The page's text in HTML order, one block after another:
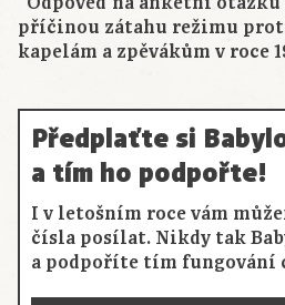
příčinou zátahu režimu
kapelám a zpěvákům v roce
Předplaťte si
a tím ho podpořte!
I v letošním roce vám
čísla posílat. Nikdy tak
a podpoříte tím fungování